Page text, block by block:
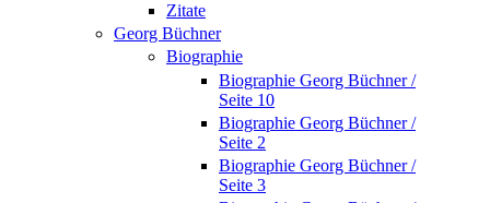
Zitate
Georg Büchner
Biographie
Biographie Georg Büchner /
Seite 10
Biographie Georg Büchner /
Seite 2
Biographie Georg Büchner /
Seite 3